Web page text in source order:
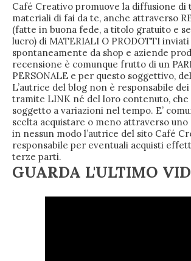
Café Creativo promuove la diffusione di
materiali di fai da te, anche attraverso
(fatte in buona fede, a titolo gratuito e
lucro) di MATERIALI O PRODOTTI inviati
spontaneamente da shop e aziende
recensione è comunque frutto di un
PERSONALE e per questo soggettivo,
L’autrice del blog non è responsabile
tramite LINK né del loro contenuto, che
soggetto a variazioni nel tempo. E’
scelta acquistare o meno attraverso
in nessun modo l’autrice del sito Café
responsabile per eventuali acquisti
terze parti.
GUARDA L'ULTIMO